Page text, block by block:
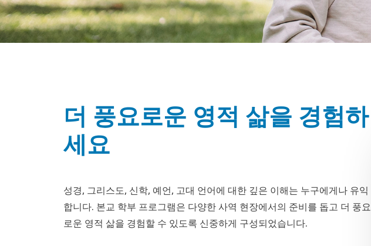
더 풍요로운 영적 삶을 경험하
세요
성경, 그리스도, 신학, 예언, 고대 언어에 대한 깊은 이해는 누구에게나 유익
합니다. 본교 학부 프로그램은 다양한 사역 현장에서의 준비를 돕고 더 풍요
로운 영적 삶을 경험할 수 있도록 신중하게 구성되었습니다.